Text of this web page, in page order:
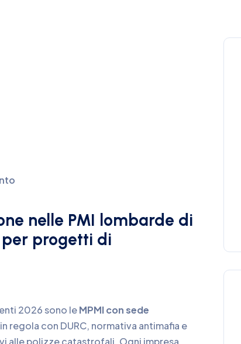
nelle PMI lombarde di
progetti di
2026 sono leMPMI con sede
regola con DURC, normativa antimafia e
alle polizze catastrofali. Ogni impresa